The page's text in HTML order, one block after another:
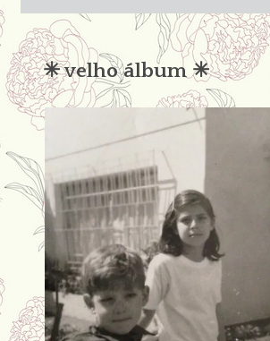
condena
✳︎ velho álbum ✳︎